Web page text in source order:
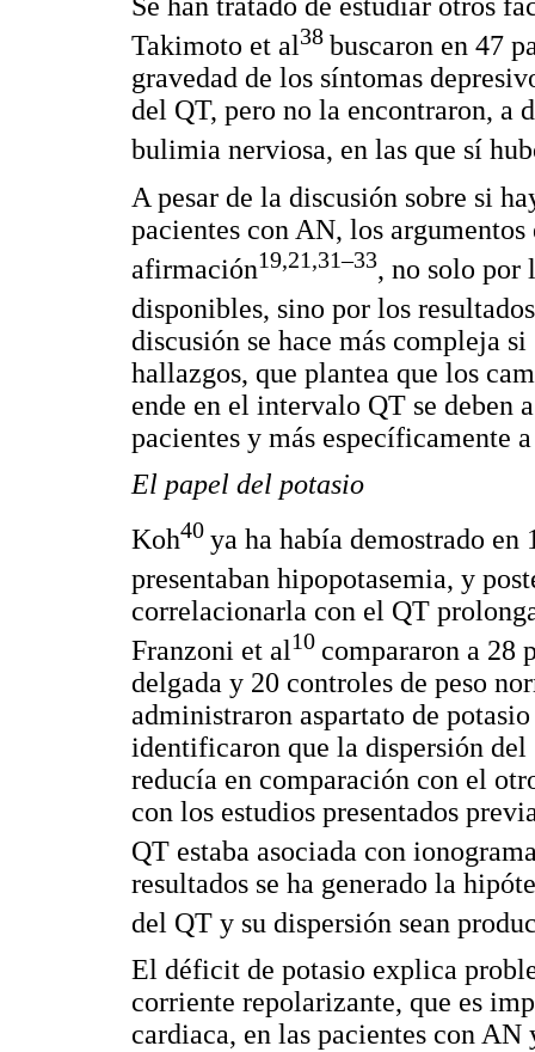
Se han tratado de estudiar otros
Takimoto et al 38 buscaron en 47
gravedad de los síntomas
del QT, pero no la encontraron, a
bulimia nerviosa, en las que sí
A pesar de la discusión sobre si
pacientes con AN, los
afirmación19,21,31–33, no solo por
disponibles, sino por los
discusión se hace más compleja
hallazgos, que plantea que los
ende en el intervalo QT se deben
pacientes y más específicamente
El papel del potasio
Koh40 ya ha había demostrado en
presentaban hipopotasemia, y
correlacionarla con el QT
Franzoni et al10 compararon a 28
delgada y 20 controles de peso
administraron aspartato de
identificaron que la dispersión del
reducía en comparación con el
con los estudios presentados
QT estaba asociada con
resultados se ha generado la
del QT y su dispersión sean
El déficit de potasio explica
corriente repolarizante, que es
cardiaca, en las pacientes con AN